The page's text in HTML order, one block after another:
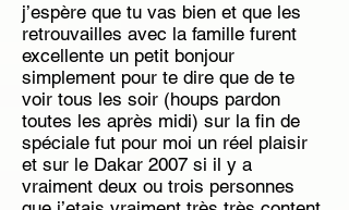
j’espère que tu vas bien et que les
retrouvailles avec la famille furent
excellente un petit bonjour
simplement pour te dire que de te
voir tous les soir (houps pardon
toutes les après midi) sur la fin de
spéciale fut pour moi un réel plaisir
et sur le Dakar 2007 si il y a
vraiment deux ou trois personnes